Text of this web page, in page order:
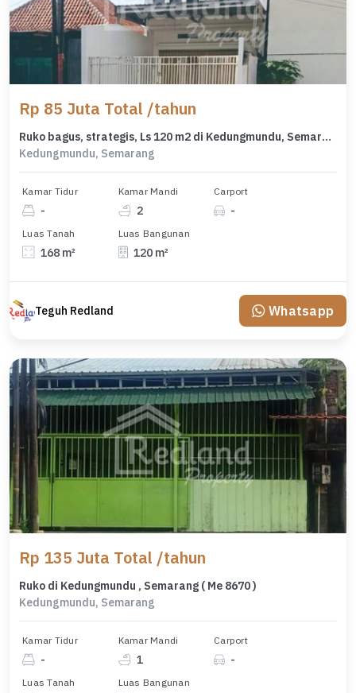
Rp 85 Juta Total /tahun
Ruko bagus, strategis, Ls 120 m2 di Kedungmundu, Semarang Ls 7434
Kedungmundu, Semarang
Kamar Tidur
-
Kamar Mandi
2
Carport
-
Luas Tanah
168 m²
Luas Bangunan
120 m²
Teguh Redland Whatsapp
Rp 135 Juta Total /tahun
Ruko di Kedungmundu , Semarang ( Me 8670 )
Kedungmundu, Semarang
Kamar Tidur
-
Kamar Mandi
1
Carport
-
Luas Tanah Luas Bangunan